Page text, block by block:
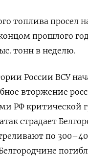
топлива просел
прошлого
тонн в неделю.
России ВСУ
вторжение
РФ критической
страдает
по